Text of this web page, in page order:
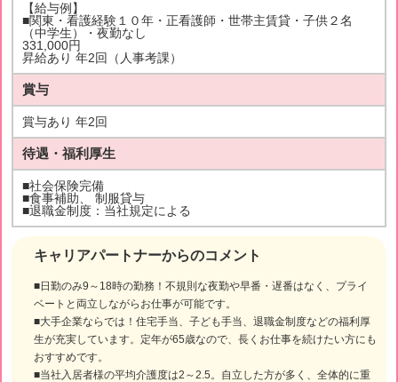
キャリアパートナーからのコメント
■日勤のみ9～18時の勤務！不規則な夜勤や早番・遅番はなく、プライ
ベートと両立しながらお仕事が可能です。
■大手企業ならでは！住宅手当、子ども手当、退職金制度などの福利厚
生が充実しています。定年が65歳なので、長くお仕事を続けたい方にも
おすすめです。
■当社入居者様の平均介護度は2～2.5。自立した方が多く、全体的に重
【給与例】
■関東・看護経験１０年・正看護師・世帯主賃貸・子供２名
（中学生）・夜勤なし
331,000円
昇給あり 年2回（人事考課）
賞与
賞与あり 年2回
待遇・福利厚生
■社会保険完備
■食事補助、 制服貸与
■退職金制度：当社規定による